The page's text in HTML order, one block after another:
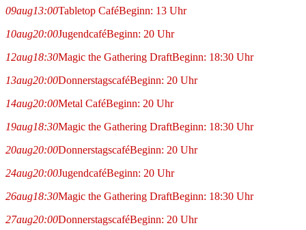
09aug13:00Tabletop CaféBeginn: 13 Uhr
10aug20:00JugendcaféBeginn: 20 Uhr
12aug18:30Magic the Gathering DraftBeginn: 18:30 Uhr
13aug20:00DonnerstagscaféBeginn: 20 Uhr
14aug20:00Metal CaféBeginn: 20 Uhr
19aug18:30Magic the Gathering DraftBeginn: 18:30 Uhr
20aug20:00DonnerstagscaféBeginn: 20 Uhr
24aug20:00JugendcaféBeginn: 20 Uhr
26aug18:30Magic the Gathering DraftBeginn: 18:30 Uhr
27aug20:00DonnerstagscaféBeginn: 20 Uhr